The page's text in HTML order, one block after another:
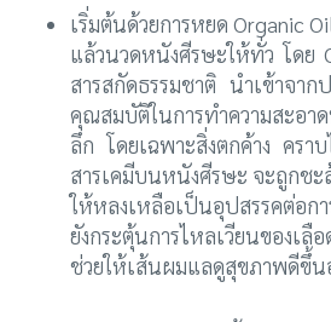
เริ่มต้นด้วยการหยด Organic
แล้วนวดหนังศีรษะให้ทั่ว โดย
สารสกัดธรรมชาติ นำเข้าจา
คุณสมบัติในการทำความสะอา
ลึก โดยเฉพาะสิ่งตกค้าง คร
สารเคมีบนหนังศีรษะ จะถูกชะ
ให้หลงเหลือเป็นอุปสรรคต่อก
ยังกระตุ้นการไหลเวียนของเ
ช่วยให้เส้นผมแลดูสุขภาพดีขึ้น